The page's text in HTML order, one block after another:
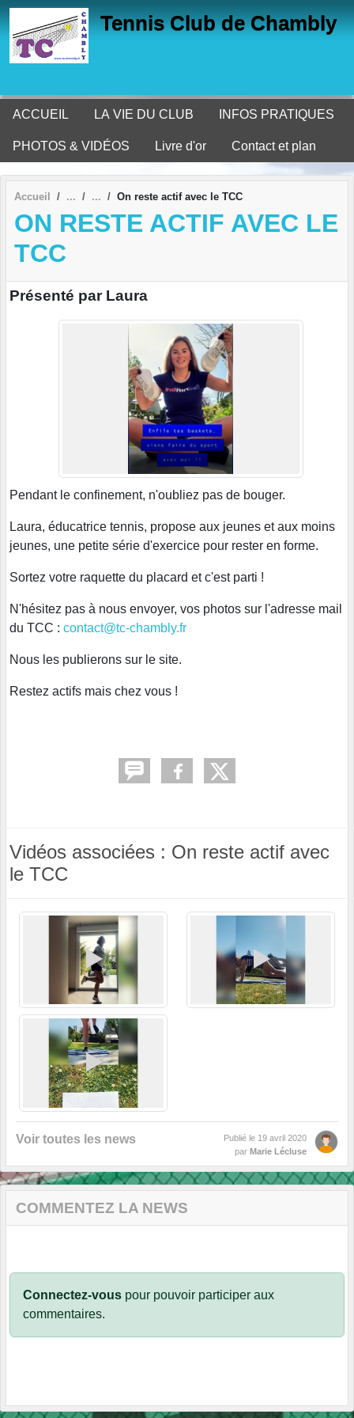
Tennis Club de Chambly
ACCUEIL LA VIE DU CLUB INFOS PRATIQUES
PHOTOS & VIDÉOS Livre d'or Contact et plan
Accueil On reste actif avec le TCC
ON RESTE ACTIF AVEC LE
TCC
Présenté par Laura
Pendant le confinement, n'oubliez pas de bouger.
Laura, éducatrice tennis, propose aux jeunes et aux moins
jeunes, une petite série d'exercice pour rester en forme.
Sortez votre raquette du placard et c'est parti !
N'hésitez pas à nous envoyer, vos photos sur l'adresse mail
du TCC : contact@tc-chambly.fr
Nous les publierons sur le site.
Restez actifs mais chez vous !
Vidéos associées : On reste actif avec
le TCC
Voir toutes les news Publié le 19 avril 2020
par Marie Lécluse
COMMENTEZ LA NEWS
Connectez-vous pour pouvoir participer aux
commentaires.
Panneau de gestion des cookies